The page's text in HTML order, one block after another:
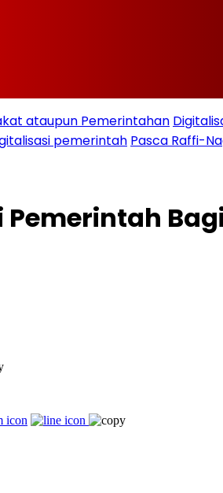
ataupun Pemerintahan
pemerintah Pasca Raffi-